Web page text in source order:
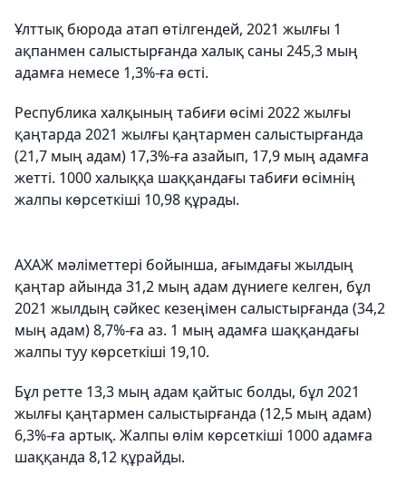
Ұлттық бюрода атап өтілгендей, 2021 жылғы 1
ақпанмен салыстырғанда халық саны 245,3 мың
адамға немесе 1,3%-ға өсті.
Республика халқының табиғи өсімі 2022 жылғы
қаңтарда 2021 жылғы қаңтармен салыстырғанда
(21,7 мың адам) 17,3%-ға азайып, 17,9 мың адамға
жетті. 1000 халыққа шаққандағы табиғи өсімнің
жалпы көрсеткіші 10,98 құрады.
АХАЖ мәліметтері бойынша, ағымдағы жылдың
қаңтар айында 31,2 мың адам дүниеге келген, бұл
2021 жылдың сәйкес кезеңімен салыстырғанда (34,2
мың адам) 8,7%-ға аз. 1 мың адамға шаққандағы
жалпы туу көрсеткіші 19,10.
Бұл ретте 13,3 мың адам қайтыс болды, бұл 2021
жылғы қаңтармен салыстырғанда (12,5 мың адам)
6,3%-ға артық. Жалпы өлім көрсеткіші 1000 адамға
шаққанда 8,12 құрайды.